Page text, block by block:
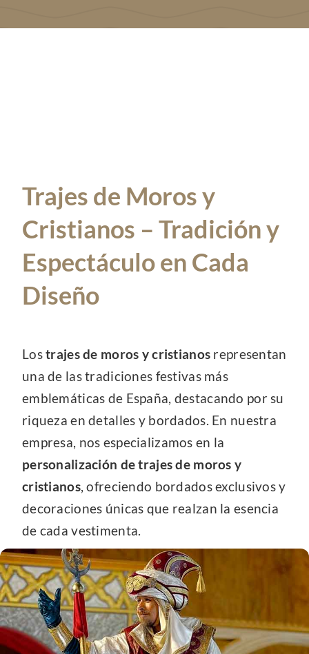
Trajes de Moros y
Cristianos – Tradición y
Espectáculo en Cada
Diseño
Lostrajes de moros y cristianos representan
una de las tradiciones festivas más
emblemáticas de España, destacando por su
riqueza en detalles y bordados. En nuestra
empresa, nos especializamos en la
personalización de trajes de moros y
cristianos, ofreciendo bordados exclusivos y
decoraciones únicas que realzan la esencia
de cada vestimenta.